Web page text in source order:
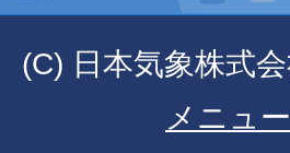
(C) 日本気象株式
メニュ